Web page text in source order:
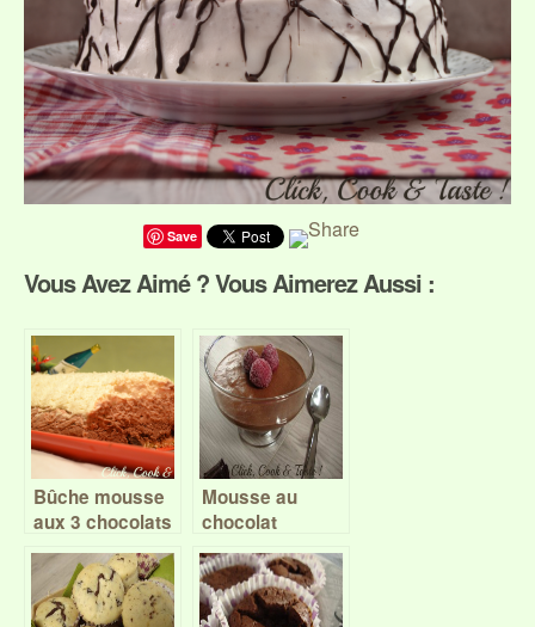
Save
Vous Avez Aimé ? Vous Aimerez Aussi :
Bûche mousse
aux 3 chocolats
Mousse au
chocolat